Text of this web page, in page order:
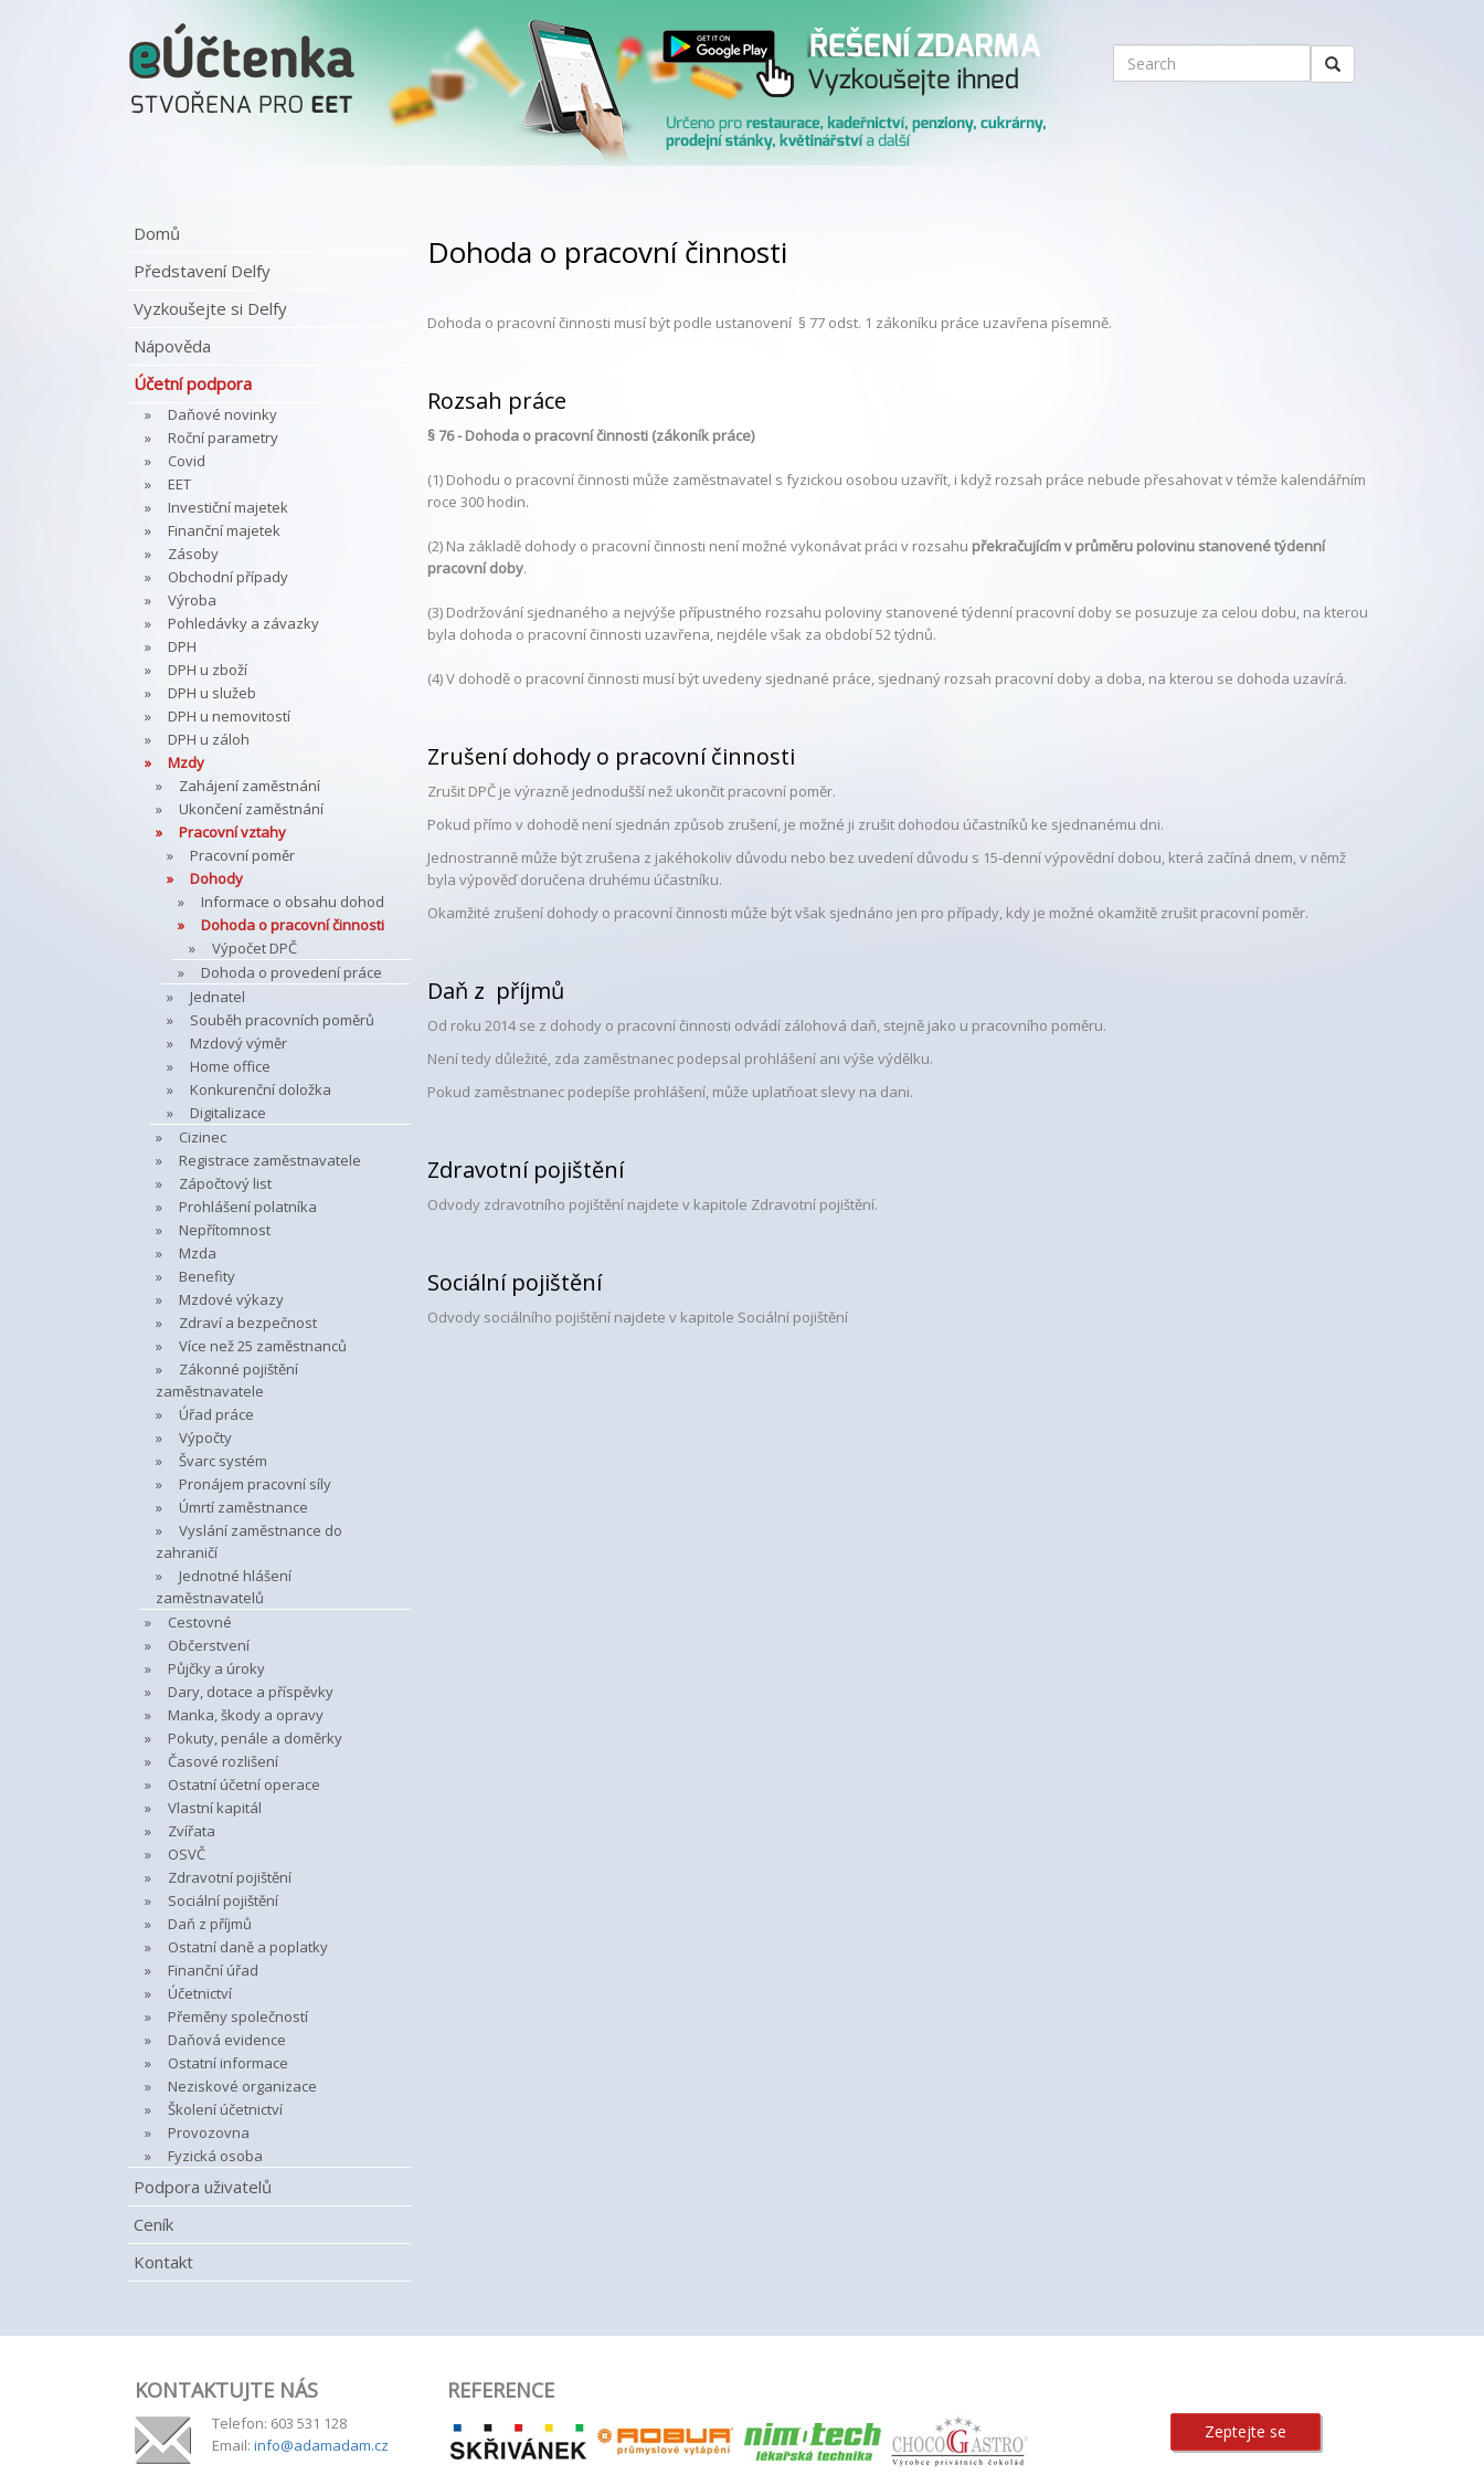
Domů
Představení Delfy
Vyzkoušejte si Delfy
Nápověda
Účetní podpora
Daňové novinky
Roční parametry
Covid
EET
Investiční majetek
Finanční majetek
Zásoby
Obchodní případy
Výroba
Pohledávky a závazky
DPH
DPH u zboží
DPH u služeb
DPH u nemovitostí
DPH u záloh
Mzdy
Zahájení zaměstnání
Ukončení zaměstnání
Pracovní vztahy
Pracovní poměr
Dohody
Informace o obsahu dohod
Dohoda o pracovní činnosti
Výpočet DPČ
Dohoda o provedení práce
Jednatel
Souběh pracovních poměrů
Mzdový výměr
Home office
Konkurenční doložka
Digitalizace
Cizinec
Registrace zaměstnavatele
Zápočtový list
Prohlášení polatníka
Nepřítomnost
Mzda
Benefity
Mzdové výkazy
Zdraví a bezpečnost
Více než 25 zaměstnanců
Zákonné pojištění
zaměstnavatele
Úřad práce
Výpočty
Švarc systém
Pronájem pracovní síly
Úmrtí zaměstnance
Vyslání zaměstnance do
zahraničí
Jednotné hlášení
zaměstnavatelů
Cestovné
Občerstvení
Půjčky a úroky
Dary, dotace a příspěvky
Manka, škody a opravy
Pokuty, penále a doměrky
Časové rozlišení
Ostatní účetní operace
Vlastní kapitál
Zvířata
OSVČ
Zdravotní pojištění
Sociální pojištění
Daň z příjmů
Ostatní daně a poplatky
Finanční úřad
Účetnictví
Přeměny společností
Daňová evidence
Ostatní informace
Neziskové organizace
Školení účetnictví
Provozovna
Fyzická osoba
Podpora uživatelů
Ceník
Kontakt
Dohoda o pracovní činnosti
Dohoda o pracovní činnosti musí být podle ustanovení § 77 odst. 1 zákoníku práce uzavřena písemně.
Rozsah práce
§ 76 - Dohoda o pracovní činnosti (zákoník práce)
(1) Dohodu o pracovní činnosti může zaměstnavatel s fyzickou osobou uzavřít, i když rozsah práce nebude přesahovat v témže kalendářním
roce 300 hodin.
(2) Na základě dohody o pracovní činnosti není možné vykonávat práci v rozsahu překračujícím v průměru polovinu stanovené týdenní
pracovní doby.
(3) Dodržování sjednaného a nejvýše přípustného rozsahu poloviny stanovené týdenní pracovní doby se posuzuje za celou dobu, na kterou
byla dohoda o pracovní činnosti uzavřena, nejdéle však za období 52 týdnů.
(4) V dohodě o pracovní činnosti musí být uvedeny sjednané práce, sjednaný rozsah pracovní doby a doba, na kterou se dohoda uzavírá.
Zrušení dohody o pracovní činnosti
Zrušit DPČ je výrazně jednodušší než ukončit pracovní poměr.
Pokud přímo v dohodě není sjednán způsob zrušení, je možné ji zrušit dohodou účastníků ke sjednanému dni.
Jednostranně může být zrušena z jakéhokoliv důvodu nebo bez uvedení důvodu s 15-denní výpovědní dobou, která začíná dnem, v němž
byla výpověď doručena druhému účastníku.
Okamžité zrušení dohody o pracovní činnosti může být však sjednáno jen pro případy, kdy je možné okamžitě zrušit pracovní poměr.
Daň z příjmů
Od roku 2014 se z dohody o pracovní činnosti odvádí zálohová daň, stejně jako u pracovního poměru.
Není tedy důležité, zda zaměstnanec podepsal prohlášení ani výše výdělku.
Pokud zaměstnanec podepíše prohlášení, může uplatňoat slevy na dani.
Zdravotní pojištění
Odvody zdravotního pojištění najdete v kapitole Zdravotní pojištění.
Sociální pojištění
Odvody sociálního pojištění najdete v kapitole Sociální pojištění
KONTAKTUJTE NÁS
Telefon: 603 531 128
Email: info@adamadam.cz
REFERENCE
Zeptejte se